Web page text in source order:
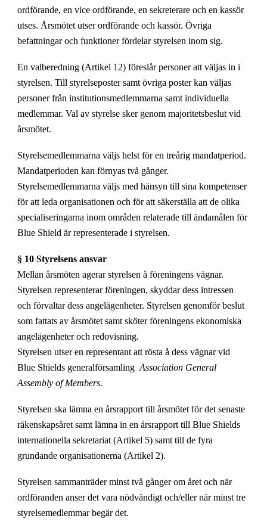
ordförande, en vice ordförande, en sekreterare och en kassör
utses. Årsmötet utser ordförande och kassör. Övriga
befattningar och funktioner fördelar styrelsen inom sig.
En valberedning (Artikel 12) föreslår personer att väljas in i
styrelsen. Till styrelseposter samt övriga poster kan väljas
personer från institutionsmedlemmarna samt individuella
medlemmar. Val av styrelse sker genom majoritetsbeslut vid
årsmötet.
Styrelsemedlemmarna väljs helst för en treårig mandatperiod.
Mandatperioden kan förnyas två gånger.
Styrelsemedlemmarna väljs med hänsyn till sina kompetenser
för att leda organisationen och för att säkerställa att de olika
specialiseringarna inom områden relaterade till ändamålen för
Blue Shield är representerade i styrelsen.
§ 10 Styrelsens ansvar
Mellan årsmöten agerar styrelsen å föreningens vägnar.
Styrelsen representerar föreningen, skyddar dess intressen
och förvaltar dess angelägenheter. Styrelsen genomför beslut
som fattats av årsmötet samt sköter föreningens ekonomiska
angelägenheter och redovisning.
Styrelsen utser en representant att rösta å dess vägnar vid
Blue Shields generalförsamlingAssociation General
Assembly of Members.
Styrelsen ska lämna en årsrapport till årsmötet för det senaste
räkenskapsåret samt lämna in en årsrapport till Blue Shields
internationella sekretariat (Artikel 5) samt till de fyra
grundande organisationerna (Artikel 2).
Styrelsen sammanträder minst två gånger om året och när
ordföranden anser det vara nödvändigt och/eller när minst tre
styrelsemedlemmar begär det.